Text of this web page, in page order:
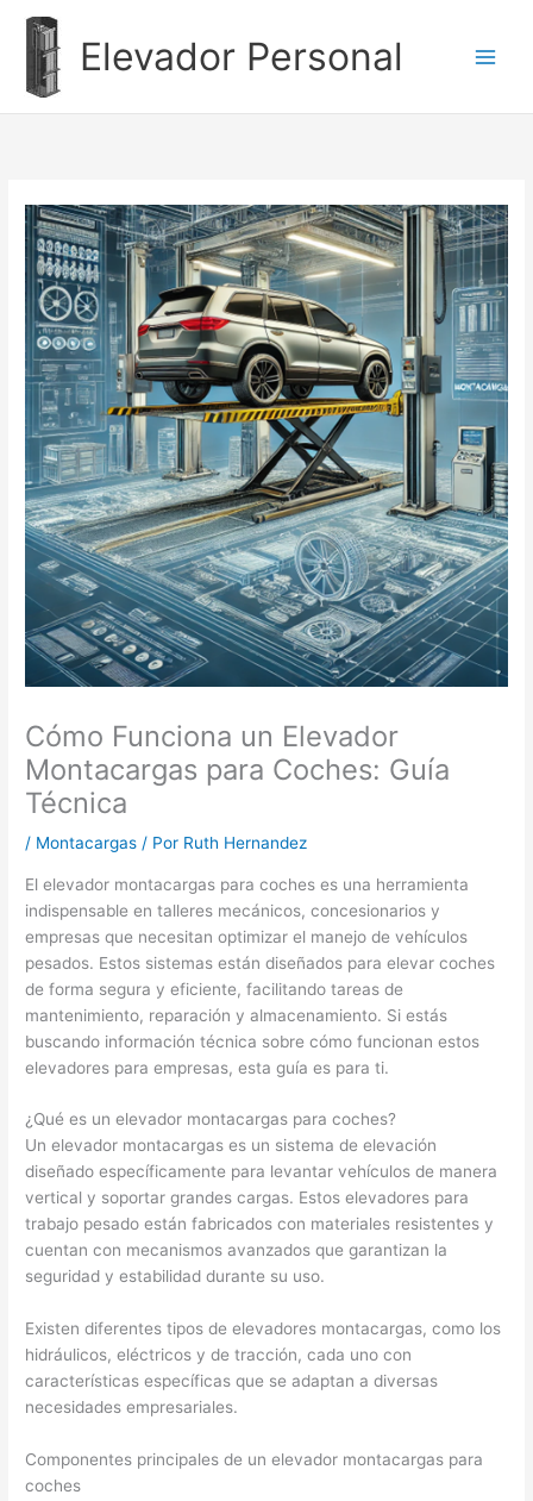
contenido
Elevador Personal
Cómo Funciona un Elevador
Montacargas para Coches: Guía
Técnica
/ Montacargas / Por Ruth Hernandez
El elevador montacargas para coches es una herramienta
indispensable en talleres mecánicos, concesionarios y
empresas que necesitan optimizar el manejo de vehículos
pesados. Estos sistemas están diseñados para elevar coches
de forma segura y eficiente, facilitando tareas de
mantenimiento, reparación y almacenamiento. Si estás
buscando información técnica sobre cómo funcionan estos
elevadores para empresas, esta guía es para ti.
¿Qué es un elevador montacargas para coches?
Un elevador montacargas es un sistema de elevación
diseñado específicamente para levantar vehículos de manera
vertical y soportar grandes cargas. Estos elevadores para
trabajo pesado están fabricados con materiales resistentes y
cuentan con mecanismos avanzados que garantizan la
seguridad y estabilidad durante su uso.
Existen diferentes tipos de elevadores montacargas, como los
hidráulicos, eléctricos y de tracción, cada uno con
características específicas que se adaptan a diversas
necesidades empresariales.
Componentes principales de un elevador montacargas para
coches